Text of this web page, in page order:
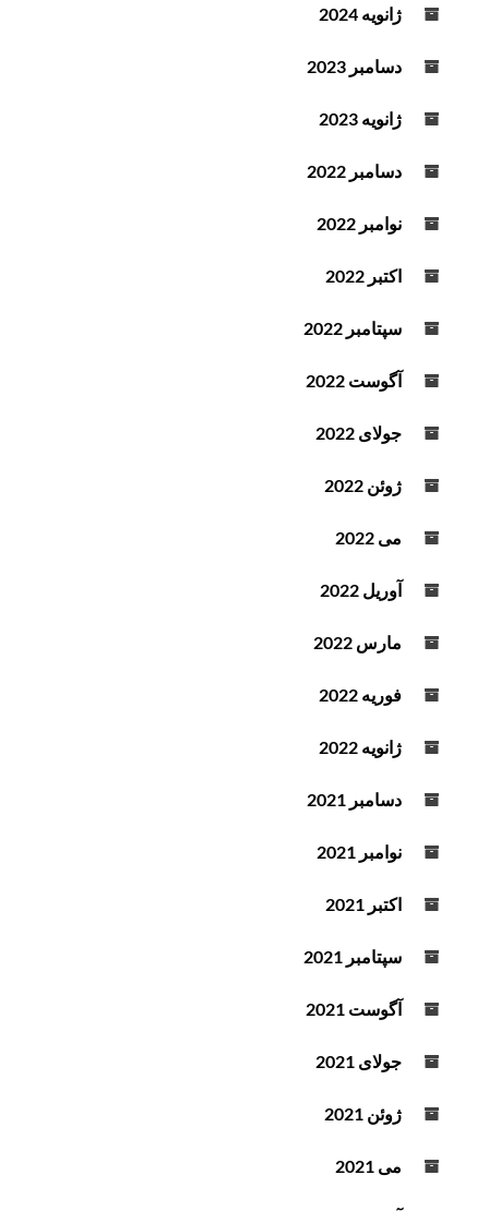
ژانویه 2024
دسامبر 2023
ژانویه 2023
دسامبر 2022
نوامبر 2022
اکتبر 2022
سپتامبر 2022
آگوست 2022
جولای 2022
ژوئن 2022
می 2022
آوریل 2022
مارس 2022
فوریه 2022
ژانویه 2022
دسامبر 2021
نوامبر 2021
اکتبر 2021
سپتامبر 2021
آگوست 2021
جولای 2021
ژوئن 2021
می 2021